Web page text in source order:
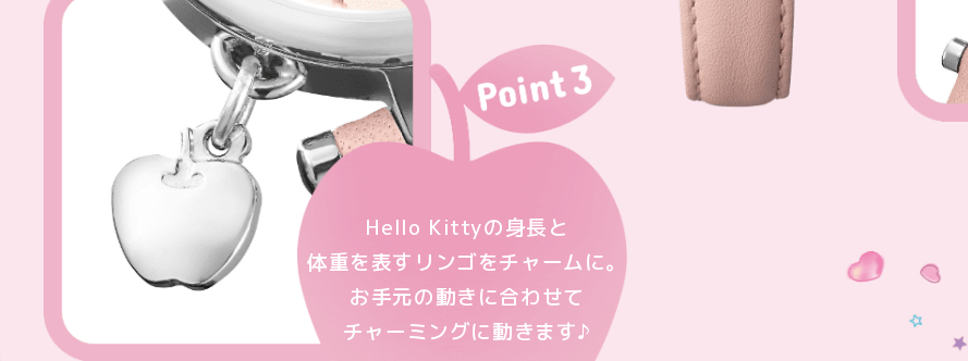
Hello Kittyの身長と
体重を表すリンゴをチャームに。
お手元の動きに合わせて
チャーミングに動きます♪